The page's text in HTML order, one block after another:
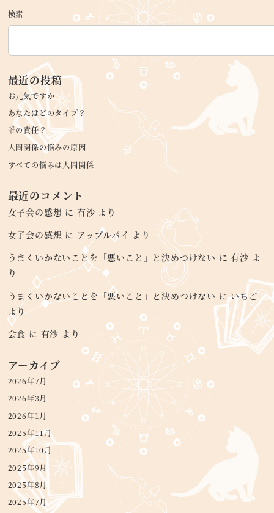
検索
最近の投稿
お元気ですか
あなたはどのタイプ？
誰の責任？
人間関係の悩みの原因
すべての悩みは人間関係
最近のコメント
女子会の感想 に 有沙 より
女子会の感想 に アップルパイ より
うまくいかないことを「悪いこと」と決めつけない に有沙 よ
り
うまくいかないことを「悪いこと」と決めつけない にいちご
より
会食 に 有沙 より
アーカイブ
2026年7月
2026年3月
2026年1月
2025年11月
2025年10月
2025年9月
2025年8月
2025年7月